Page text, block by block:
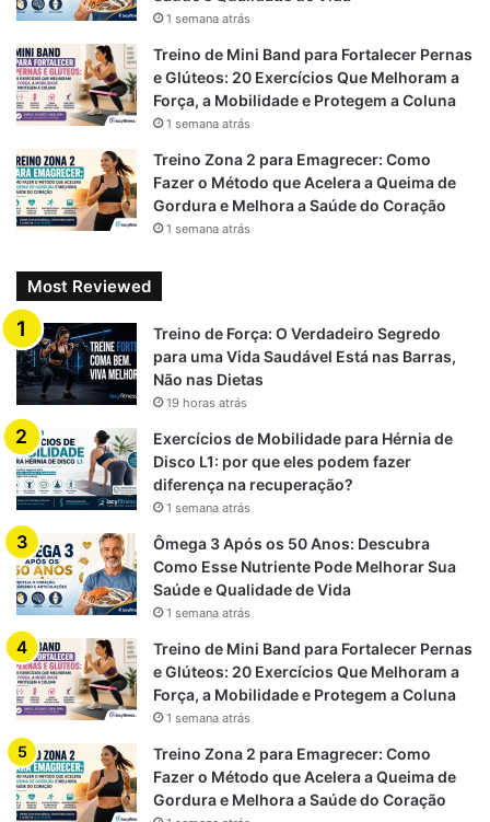
1 semana atrás
Treino de Mini Band para Fortalecer Pernas
e Glúteos: 20 Exercícios Que Melhoram a
Força, a Mobilidade e Protegem a Coluna
1 semana atrás
Treino Zona 2 para Emagrecer: Como
Fazer o Método que Acelera a Queima de
Gordura e Melhora a Saúde do Coração
1 semana atrás
Most Reviewed
Treino de Força: O Verdadeiro Segredo
para uma Vida Saudável Está nas Barras,
Não nas Dietas
19 horas atrás
Exercícios de Mobilidade para Hérnia de
Disco L1: por que eles podem fazer
diferença na recuperação?
1 semana atrás
Ômega 3 Após os 50 Anos: Descubra
Como Esse Nutriente Pode Melhorar Sua
Saúde e Qualidade de Vida
1 semana atrás
Treino de Mini Band para Fortalecer Pernas
e Glúteos: 20 Exercícios Que Melhoram a
Força, a Mobilidade e Protegem a Coluna
1 semana atrás
Treino Zona 2 para Emagrecer: Como
Fazer o Método que Acelera a Queima de
Gordura e Melhora a Saúde do Coração